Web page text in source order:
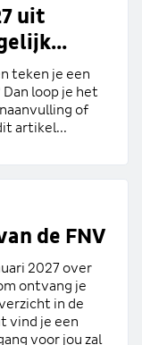
uit
teken je een
loop je het
of
artikel...
de FNV
2027 over
ontvang je
in de
vind je een
voor jou zal